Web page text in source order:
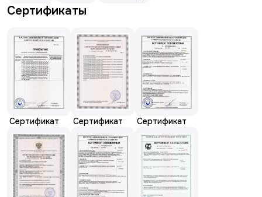
Сертификаты
Сертификат Сертификат Сертификат